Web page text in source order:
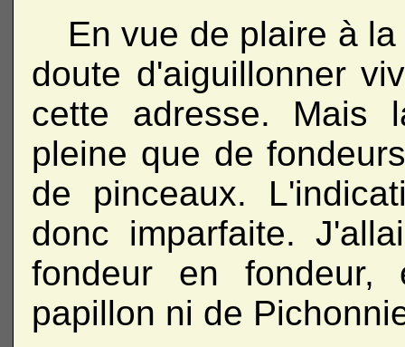
En vue de plaire à
doute d'aiguillonner
cette adresse. Mais
pleine que de
de pinceaux.
donc imparfaite.
fondeur en
papillon ni de